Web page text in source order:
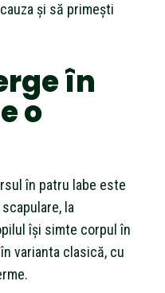
și să primești
în
o
în patru labe este
la
își simte corpul în
varianta clasică, cu